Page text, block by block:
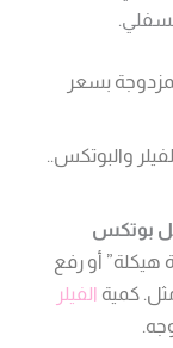
بسعر
والبوتكس..
هيكلة” أو رفع
الفيلر